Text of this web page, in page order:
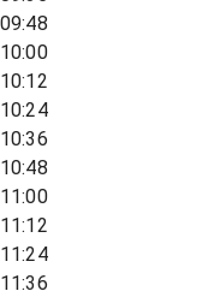
09:48
10:00
10:12
10:24
10:36
10:48
11:00
11:12
11:24
11:36